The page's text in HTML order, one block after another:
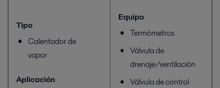
Tipo
Calentador de
vapor
Aplicación
Equipo
Termómetros
Válvula de
drenaje/ventilación
Válvula de control